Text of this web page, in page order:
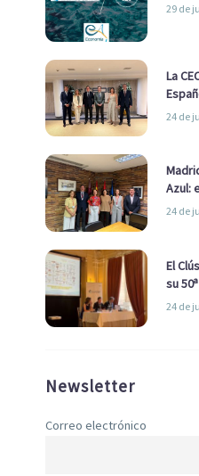
29 de
La
24 de
Azul:
la
24 de
El
su
24 de
Newsletter
Correo electrónico